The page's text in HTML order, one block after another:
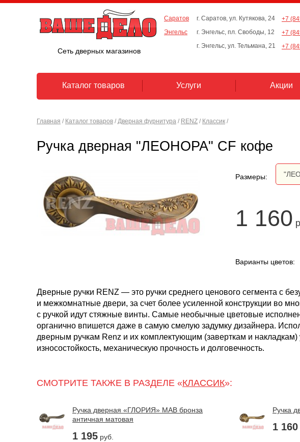
Главная / Каталог товаров / Дверная фурнитура / RENZ / Классик /
Ручка дверная "ЛЕОНОРА" CF кофе
Размеры:
1 160
Варианты цветов:
Дверные ручки RENZ — это ручки среднего ценового сегмента с
и межкомнатные двери, за счет более усиленной конструкции во
с ручкой идут стяжные винты. Самые необычные цветовые
органично впишется даже в самую смелую задумку дизайнера.
дверным ручкам Renz и их комплектующим (заверткам и
износостойкость, механическую прочность и долговечность.
СМОТРИТЕ ТАКЖЕ В РАЗДЕЛЕ «КЛАССИК»:
Ручка дверная «ГЛОРИЯ» MAB бронза
античная матовая
1 195 руб.
Ручка
1 160
Сеть дверных магазинов
Саратов
Энгельс
г. Саратов, ул. Кутякова, 24 +7
г. Энгельс, пл. Свободы, 12
+7
г. Энгельс, ул. Тельмана, 21
+7
Каталог товаров Услуги Акции